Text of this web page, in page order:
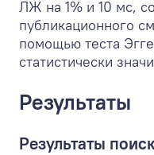
ЛЖ на 1% и 10 мс,
публикационного
помощью теста
статистически
Результаты
Результаты